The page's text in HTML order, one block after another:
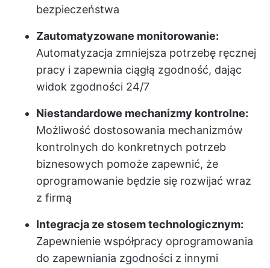
bezpieczeństwa
Zautomatyzowane monitorowanie:
Automatyzacja zmniejsza potrzebę ręcznej
pracy i zapewnia ciągłą zgodność, dając
widok zgodności 24/7
Niestandardowe mechanizmy kontrolne:
Możliwość dostosowania mechanizmów
kontrolnych do konkretnych potrzeb
biznesowych pomoże zapewnić, że
oprogramowanie będzie się rozwijać wraz
z firmą
Integracja ze stosem technologicznym:
Zapewnienie współpracy oprogramowania
do zapewniania zgodności z innymi